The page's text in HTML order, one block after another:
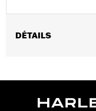
DÉTAILS
42400039.